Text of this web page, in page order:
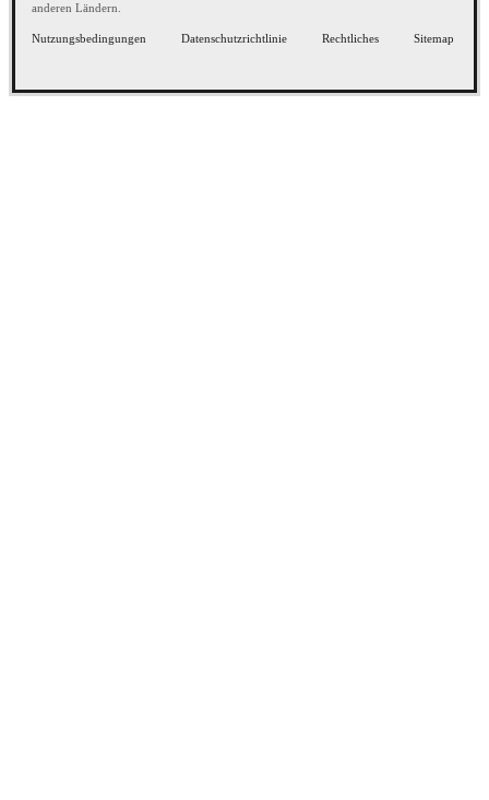
anderen Ländern.
Nutzungsbedingungen Datenschutzrichtlinie Rechtliches Sitemap